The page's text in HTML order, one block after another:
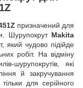
призначений для
Шурупокрут Makita
який чудово підійде
робіт. На відміну
шурупокрутів, які
й закручування
для серійного